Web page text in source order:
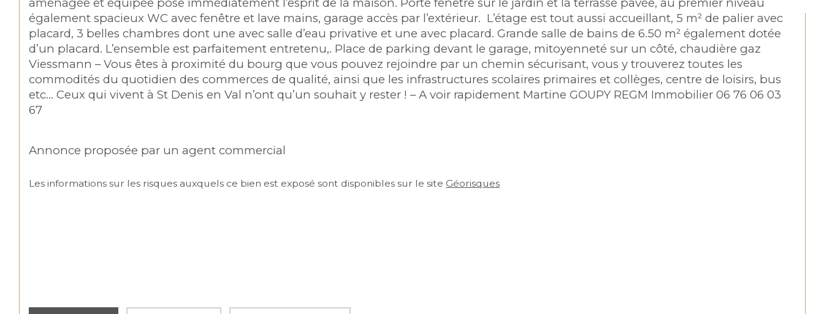
également spacieux WC avec fenêtre et lave mains, garage accès par l’extérieur.  L’étage est tout aussi accueillant, 5 m² de palier avec
placard, 3 belles chambres dont une avec salle d’eau privative et une avec placard. Grande salle de bains de 6.50 m² également dotée
d’un placard. L’ensemble est parfaitement entretenu,. Place de parking devant le garage, mitoyenneté sur un côté, chaudière gaz
Viessmann – Vous êtes à proximité du bourg que vous pouvez rejoindre par un chemin sécurisant, vous y trouverez toutes les
commodités du quotidien des commerces de qualité, ainsi que les infrastructures scolaires primaires et collèges, centre de loisirs, bus
etc… Ceux qui vivent à St Denis en Val n’ont qu’un souhait y rester ! – A voir rapidement Martine GOUPY REGM Immobilier 06 76 06 03
67
Annonce proposée par un agent commercial
Les informations sur les risques auxquels ce bien est exposé sont disponibles sur le site Géorisques